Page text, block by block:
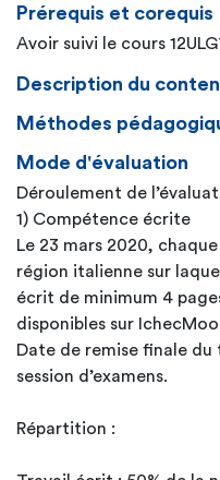
Prérequis et corequis
Avoir suivi
Description du
Méthodes
Mode d'évaluation
Déroulement de
1) Compétence écrite
Le 23 mars 2020,
région italienne sur
écrit de minimum 4
disponibles sur
Date de remise finale
session d’examens.
Répartition :